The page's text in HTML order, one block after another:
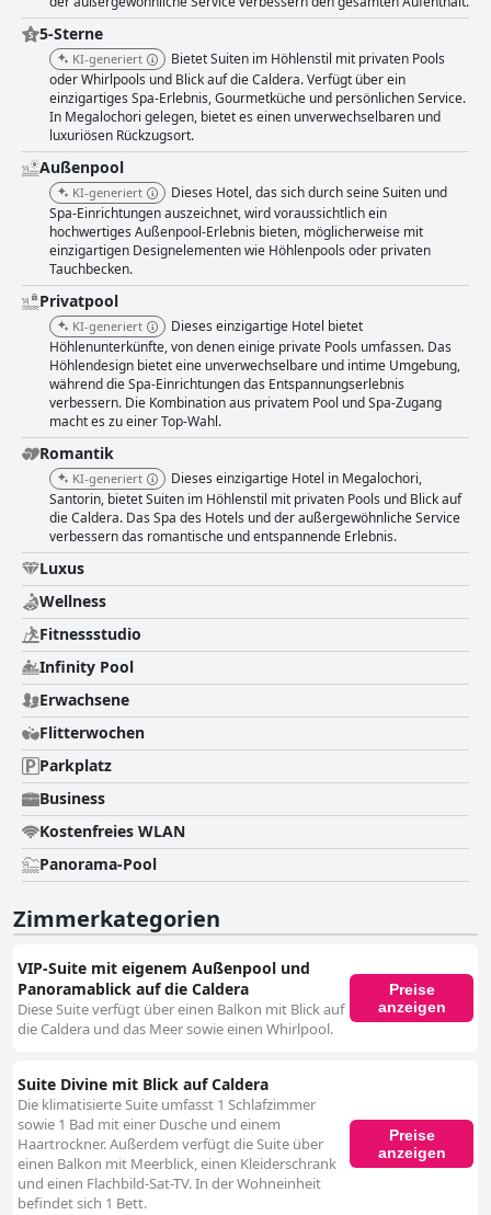
5-Sterne
KI-generiert
Bietet Suiten im Höhlenstil mit privaten Pools
oder Whirlpools und Blick auf die Caldera. Verfügt über ein
einzigartiges Spa-Erlebnis, Gourmetküche und persönlichen Service.
In Megalochori gelegen, bietet es einen unverwechselbaren und
luxuriösen Rückzugsort.
Außenpool
KI-generiert
Dieses Hotel, das sich durch seine Suiten und
Spa-Einrichtungen auszeichnet, wird voraussichtlich ein
hochwertiges Außenpool-Erlebnis bieten, möglicherweise mit
einzigartigen Designelementen wie Höhlenpools oder privaten
Tauchbecken.
Privatpool
KI-generiert
Dieses einzigartige Hotel bietet
Höhlenunterkünfte, von denen einige private Pools umfassen. Das
Höhlendesign bietet eine unverwechselbare und intime Umgebung,
während die Spa-Einrichtungen das Entspannungserlebnis
verbessern. Die Kombination aus privatem Pool und Spa-Zugang
macht es zu einer Top-Wahl.
Romantik
KI-generiert
Dieses einzigartige Hotel in Megalochori,
Santorin, bietet Suiten im Höhlenstil mit privaten Pools und Blick auf
die Caldera. Das Spa des Hotels und der außergewöhnliche Service
verbessern das romantische und entspannende Erlebnis.
Luxus
Wellness
Fitnessstudio
Infinity Pool
Erwachsene
Flitterwochen
Parkplatz
Business
Kostenfreies WLAN
Panorama-Pool
Zimmerkategorien
VIP-Suite mit eigenem Außenpool und
Panoramablick auf die Caldera
Diese Suite verfügt über einen Balkon mit Blick auf
die Caldera und das Meer sowie einen Whirlpool.
Preise
anzeigen
Suite Divine mit Blick auf Caldera
Die klimatisierte Suite umfasst 1 Schlafzimmer
sowie 1 Bad mit einer Dusche und einem
Haartrockner. Außerdem verfügt die Suite über
einen Balkon mit Meerblick, einen Kleiderschrank
und einen Flachbild-Sat-TV. In der Wohneinheit
befindet sich 1 Bett.
Preise
anzeigen